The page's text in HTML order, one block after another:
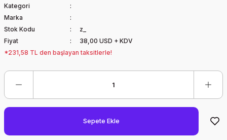
Kategori
Marka
Stok Kodu
z_
Fiyat
38,00 USD + KDV
*231,58 TL den başlayan taksitlerle!
Sepete Ekle